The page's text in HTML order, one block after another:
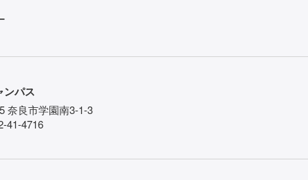
ンパス
奈良市学園南3-1-3
41-4716